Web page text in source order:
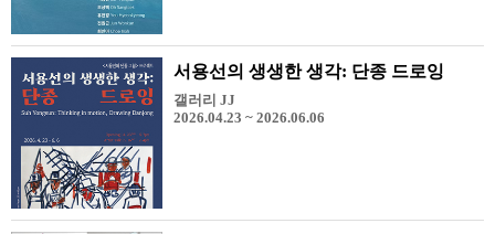
서용선의 생생한 생각: 단종 드로잉
갤러리 JJ
2026.04.23 ~ 2026.06.06